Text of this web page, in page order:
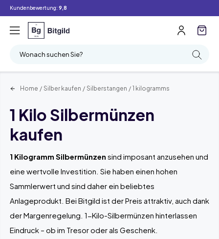
Kundenbewertung: 9,8
Wonach suchen Sie?
Filter
Home / Silber kaufen / Silberstangen / 1 kilogramms
1 Kilo Silbermünzen
kaufen
1 Kilogramm Silbermünzen sind imposant anzusehen und
eine wertvolle Investition. Sie haben einen hohen
Sammlerwert und sind daher ein beliebtes
Anlageprodukt. Bei Bitgild ist der Preis attraktiv, auch dank
der Margenregelung. 1-Kilo-Silbermünzen hinterlassen
Eindruck – ob im Tresor oder als Geschenk.